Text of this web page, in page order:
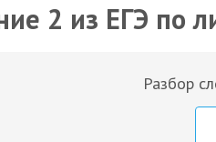
2 из ЕГЭ по
Разбор